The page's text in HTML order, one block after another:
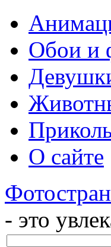
Обои и
О сайте
- это